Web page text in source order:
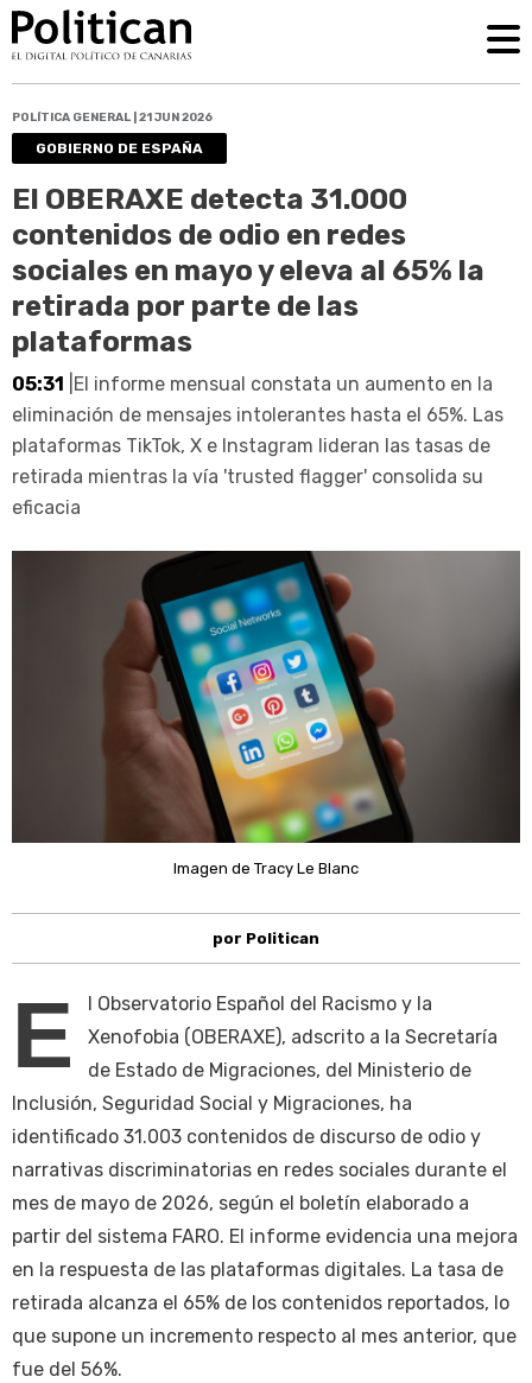
POLÍTICA GENERAL | 21 JUN 2026
GOBIERNO DE ESPAÑA
El OBERAXE detecta 31.000
contenidos de odio en redes
sociales en mayo y eleva al 65% la
retirada por parte de las
plataformas
05:31 |El informe mensual constata un aumento en la
eliminación de mensajes intolerantes hasta el 65%. Las
plataformas TikTok, X e Instagram lideran las tasas de
retirada mientras la vía 'trusted flagger' consolida su
eficacia
Imagen de Tracy Le Blanc
por Politican
E
l Observatorio Español del Racismo y la
Xenofobia (OBERAXE), adscrito a la Secretaría
de Estado de Migraciones, del Ministerio de
Inclusión, Seguridad Social y Migraciones, ha
identificado 31.003 contenidos de discurso de odio y
narrativas discriminatorias en redes sociales durante el
mes de mayo de 2026, según el boletín elaborado a
partir del sistema FARO. El informe evidencia una mejora
en la respuesta de las plataformas digitales. La tasa de
retirada alcanza el 65% de los contenidos reportados, lo
que supone un incremento respecto al mes anterior, que
fue del 56%.